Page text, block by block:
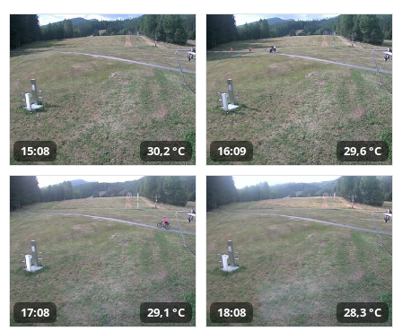
15:08 30,2 °C 16:09 29,6 °C
17:08 29,1 °C 18:08 28,3 °C